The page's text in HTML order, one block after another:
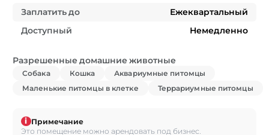
Заплатить до
Ежеквартальный
Доступный
Немедленно
Разрешенные домашние животные
Собака Кошка
Аквариумные питомцы
Маленькие питомцы в клетке
Террариумные питомцы
i Примечание
Это помещение можно арендовать под бизнес.